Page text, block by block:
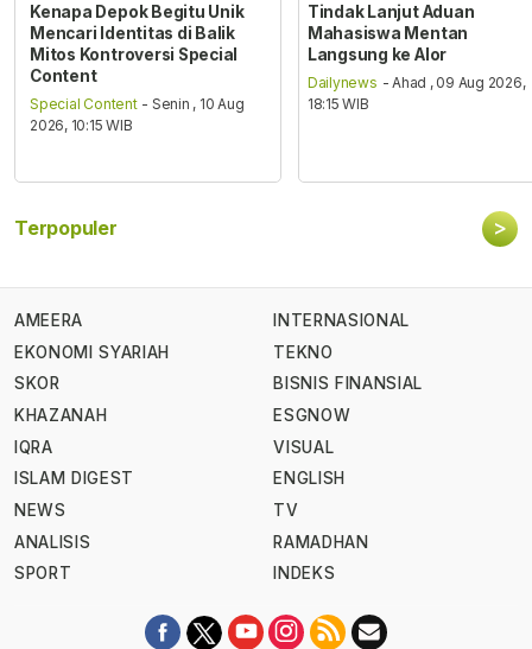
Kenapa Depok Begitu Unik
Mencari Identitas di Balik
Mitos Kontroversi Special
Content
Special Content - Senin , 10 Aug
2026, 10:15 WIB
Tindak Lanjut Aduan
Mahasiswa Mentan
Langsung ke Alor
Dailynews - Ahad , 09 Aug 2026,
18:15 WIB
Terpopuler >
AMEERA
EKONOMI SYARIAH
SKOR
KHAZANAH
IQRA
ISLAM DIGEST
NEWS
ANALISIS
SPORT
INTERNASIONAL
TEKNO
BISNIS FINANSIAL
ESGNOW
VISUAL
ENGLISH
TV
RAMADHAN
INDEKS